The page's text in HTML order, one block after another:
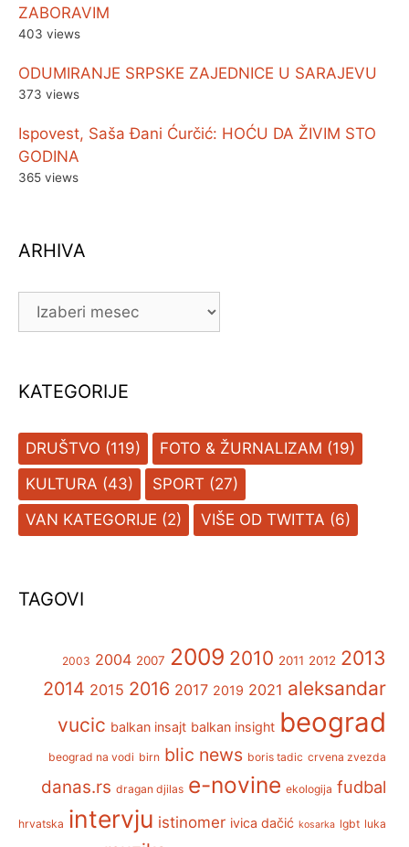
ZABORAVIM
403 views
ODUMIRANJE SRPSKE ZAJEDNICE U SARAJEVU
373 views
Ispovest, Saša Đani Ćurčić: HOĆU DA ŽIVIM STO
GODINA
365 views
ARHIVA
ARHIVA
KATEGORIJE
DRUŠTVO (119) FOTO & ŽURNALIZAM (19)
KULTURA (43) SPORT (27)
VAN KATEGORIJE (2) VIŠE OD TWITTA (6)
TAGOVI
2003 2004 2007 2009 2010 2011 2012 2013
2014 2015 2016 2017 2019 2021 aleksandar
vucic balkan insajt balkan insight beograd
beograd na vodi birn blic news boris tadic crvena zvezda
danas.rs dragan djilas e-novine ekologija fudbal
hrvatska intervju istinomer ivica dačić kosarka lgbt luka